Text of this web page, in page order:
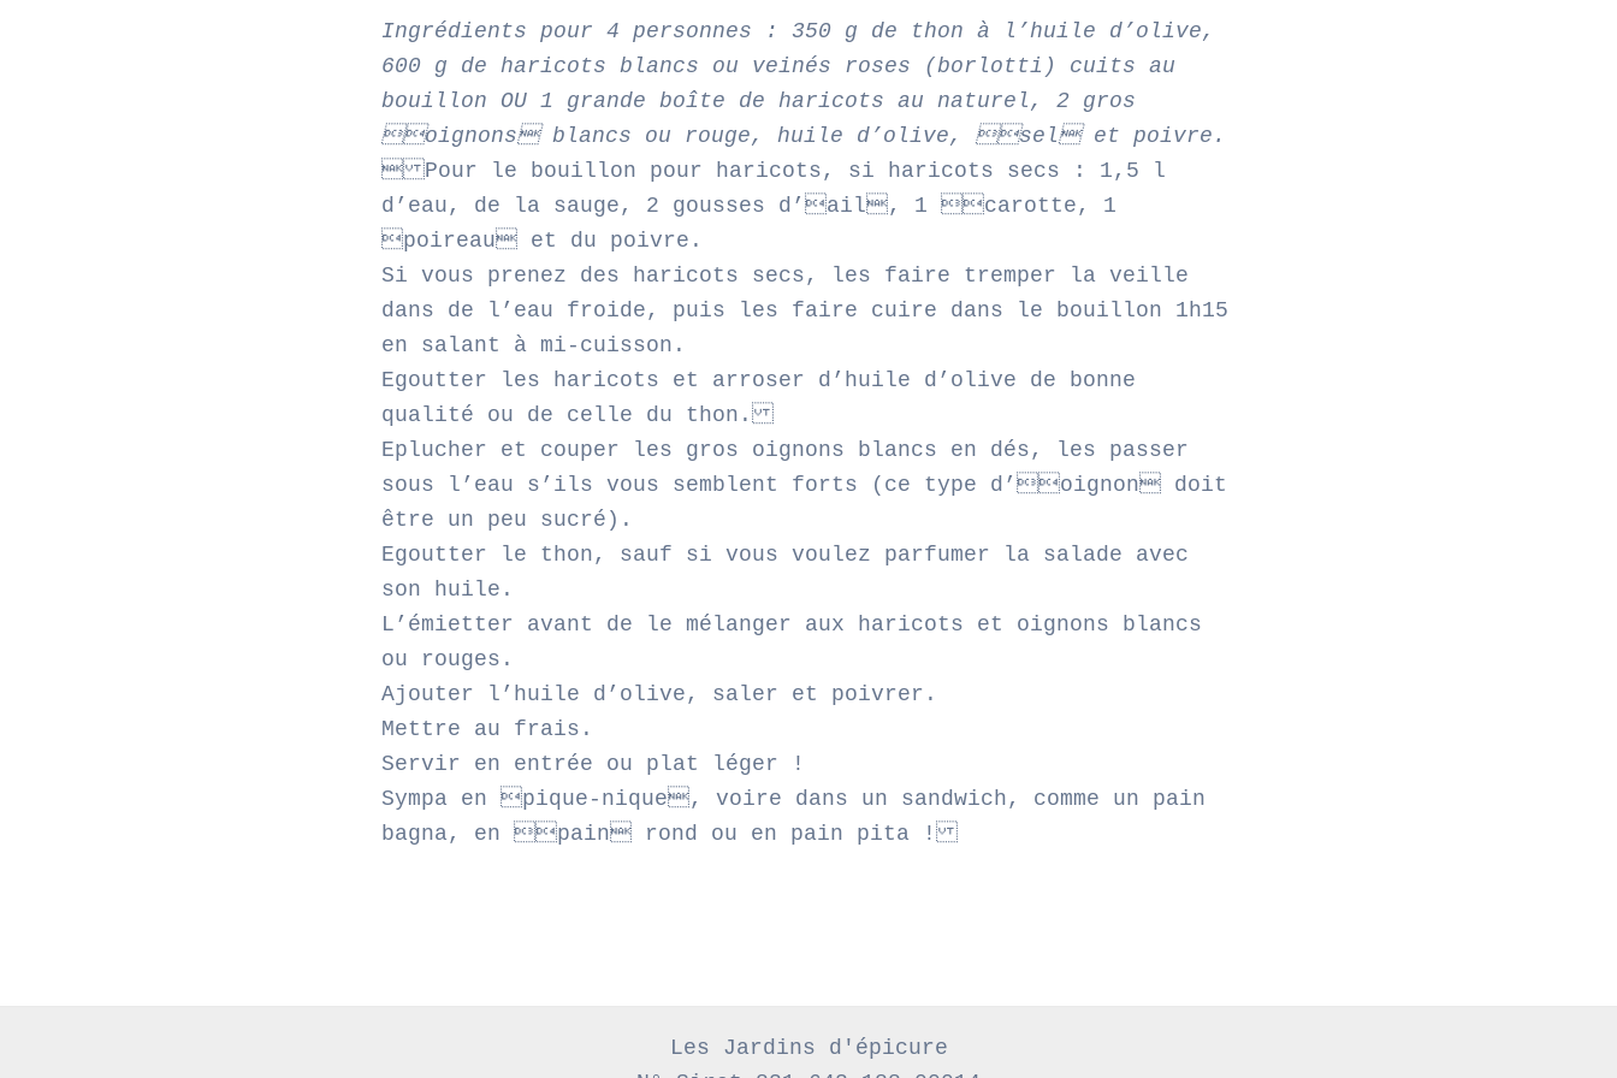
Ingrédients pour 4 personnes : 350 g de thon à l’huile d’olive,
600 g de haricots blancs ou veinés roses (borlotti) cuits au
bouillon OU 1 grande boîte de haricots au naturel, 2 gros
oignons blancs ou rouge, huile d’olive, sel et poivre.
 Pour le bouillon pour haricots, si haricots secs : 1,5 l
d’eau, de la sauge, 2 gousses d’ail, 1 carotte, 1
poireau et du poivre.
Si vous prenez des haricots secs, les faire tremper la veille
dans de l’eau froide, puis les faire cuire dans le bouillon 1h15
en salant à mi-cuisson.
Egoutter les haricots et arroser d’huile d’olive de bonne
qualité ou de celle du thon.
Eplucher et couper les gros oignons blancs en dés, les passer
sous l’eau s’ils vous semblent forts (ce type d’oignon doit
être un peu sucré).
Egoutter le thon, sauf si vous voulez parfumer la salade avec
son huile.
L’émietter avant de le mélanger aux haricots et oignons blancs
ou rouges.
Ajouter l’huile d’olive, saler et poivrer.
Mettre au frais.
Servir en entrée ou plat léger !
Sympa en pique-nique, voire dans un sandwich, comme un pain
bagna, en pain rond ou en pain pita !
Les Jardins d'épicure